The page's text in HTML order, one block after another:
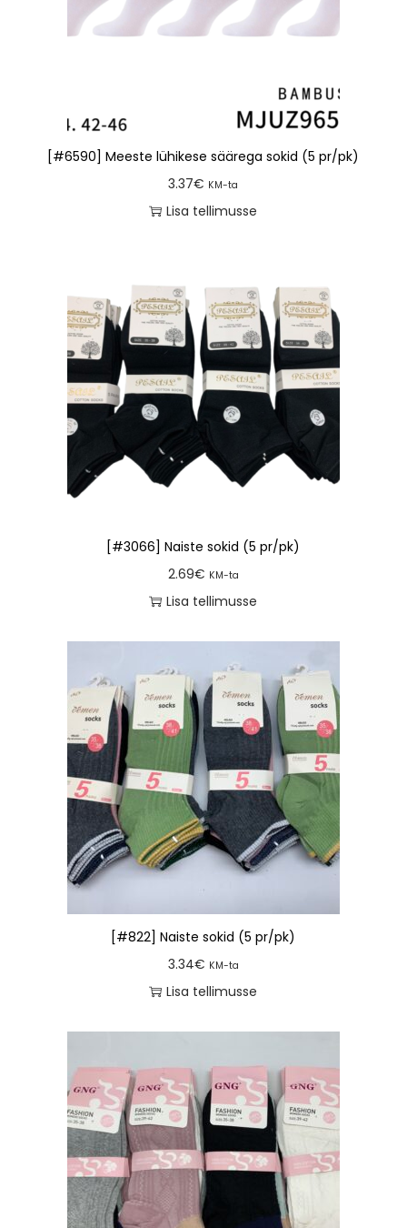
[#6590] Meeste lühikese säärega sokid (5 pr/pk)
3.37€ KM-ta
Lisa tellimusse
[#3066] Naiste sokid (5 pr/pk)
2.69€ KM-ta
Lisa tellimusse
[#822] Naiste sokid (5 pr/pk)
3.34€ KM-ta
Lisa tellimusse